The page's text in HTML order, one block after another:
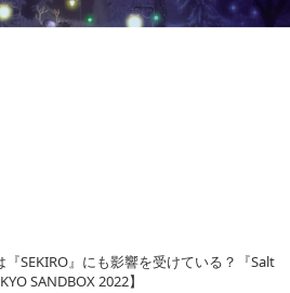
『SEKIRO』にも影響を受けている？『Salt
SANDBOX 2022】